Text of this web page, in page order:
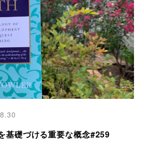
基礎づける重要な概念#259